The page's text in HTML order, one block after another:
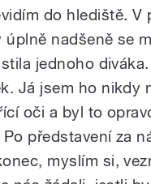
do hlediště. V
úplně nadšeně se
jednoho
Já jsem ho nikdy
oči a byl to
představení za
myslím si,